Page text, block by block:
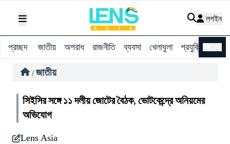
লগইন
প্রচ্ছদ জাতীয় অপরাধ রাজনীতি ব্যবসা খেলাধুলা প্রযুক্তি
/ জাতীয়
সিইসির সঙ্গে ১১ দলীয় জোটের বৈঠক, ভোটকেন্দ্রে অনিয়মের
অভিযোগ
Lens Asia